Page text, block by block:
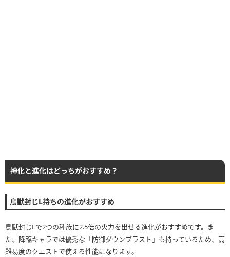
神化と進化はどっちがおすすめ？
鳥獣封じL持ちの進化がおすすめ
鳥獣封じLで2つの種族に2.5倍の火力を出せる進化がおすすめです。ま
た、降臨キャラでは優秀な「防御ダウンブラスト」も持っているため、高
難易度のクエストで使える性能になります。